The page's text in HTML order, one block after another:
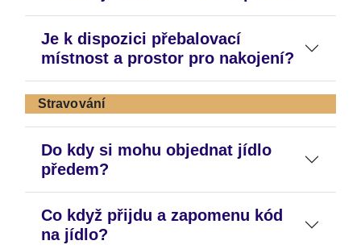
Je k dispozici přebalovací
místnost a prostor pro nakojení?
Stravování
Do kdy si mohu objednat jídlo
předem?
Co když přijdu a zapomenu kód
na jídlo?